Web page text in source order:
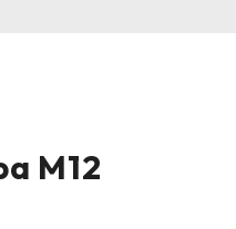
M12